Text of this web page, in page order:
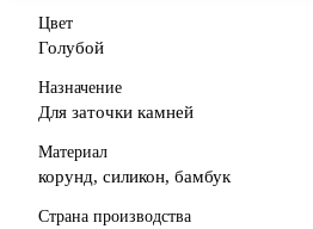
Цвет
Голубой
Назначение
Для заточки камней
Материал
корунд, силикон, бамбук
Страна производства